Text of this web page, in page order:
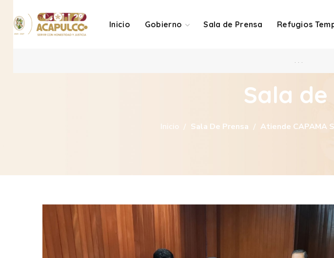
Inicio Gobierno Sala de Prensa Refugios
. . .
Sala
Inicio Sala De Prensa Atiende CAPAMA